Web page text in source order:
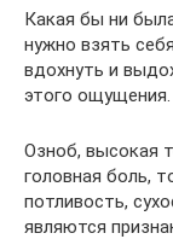
Какая бы ни
нужно взять
вдохнуть и
этого ощущения.
Озноб, высокая
головная боль,
потливость,
являются